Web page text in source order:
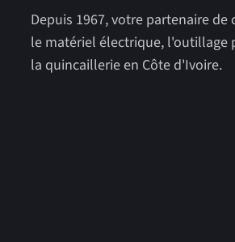
Depuis 1967, votre partenaire
le matériel électrique, l'outillage
la quincaillerie en Côte d'Ivoire.